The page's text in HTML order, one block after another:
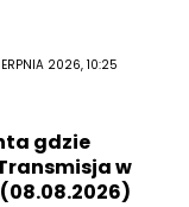
2026, 10:25
gdzie
w